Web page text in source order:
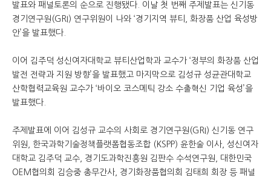
발표와 패널토론의 순으로 진행됐다. 이날 첫 번째 주제발표는 신기동
경기연구원(GRI) 연구위원이 나와 ‘경기지역 뷰티, 화장품 산업 육성방
안’을 발표했다.
이어 김주덕 성신여자대학교 뷰티산업학과 교수가 ‘정부의 화장품 산업
발전 전략과 지원 방향’을 발표했고 마지막으로 김성규 성균관대학교
산학협력교육원 교수가 ‘바이오 코스메틱 강소 수출혁신 기업 육성’을
발표했다.
주제발표에 이어 김성규 교수의 사회로 경기연구원(GRI) 신기동 연구
위원, 한국과학기술정책플랫폼협동조합 (KSPP) 윤한술 이사, 성신여자
대학교 김주덕 교수, 경기도과학진흥원 김판수 수석연구원, 대한민국
OEM협의회 김승중 총무간사, 경기화장품협의회 김태희 회장 등 패널